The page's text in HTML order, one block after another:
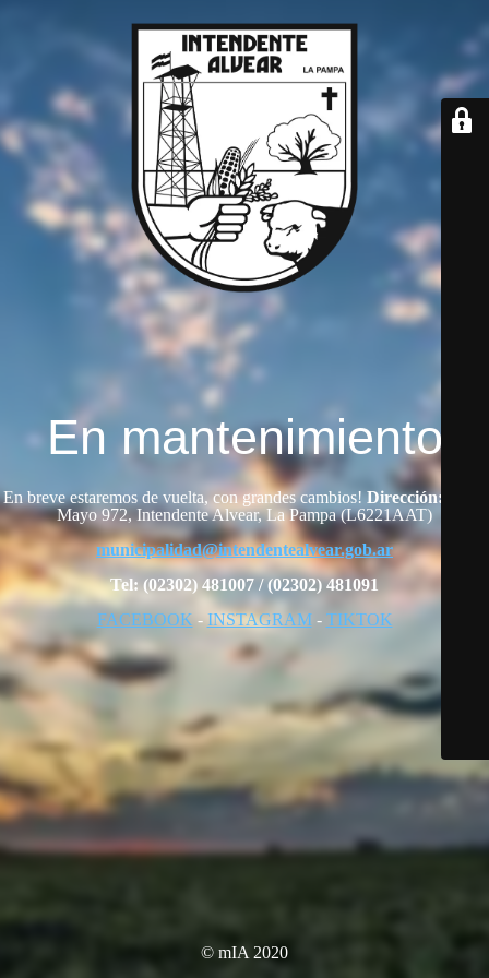
En mantenimiento
En breve estaremos de vuelta, con grandes cambios! Dirección:
Mayo 972, Intendente Alvear, La Pampa (L6221AAT)
municipalidad@intendentealvear.gob.ar
Tel: (02302) 481007 / (02302) 481091
FACEBOOK - INSTAGRAM- TIKTOK
© mIA 2020